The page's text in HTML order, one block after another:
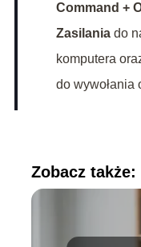
Command +
Zasilaniado
komputera
do wywołania
Zobacz także: